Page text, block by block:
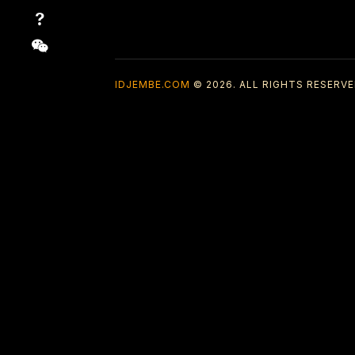
IDJEMBE.COM © 2026. ALL RIGHTS